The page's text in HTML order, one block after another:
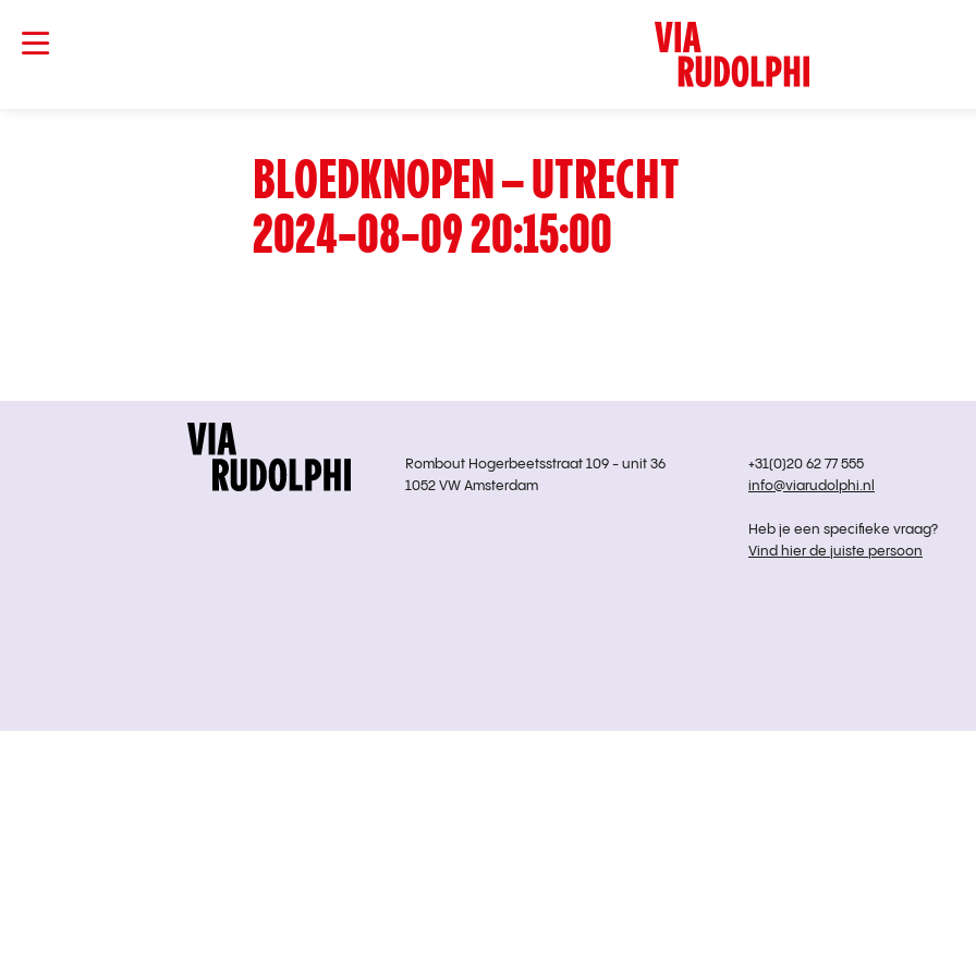
BLOEDKNOPEN – UTRECHT
2024-08-09 20:15:00
Rombout Hogerbeetsstraat 109 - unit 36
1052 VW Amsterdam
+31(0)20 62 77 555
info@viarudolphi.nl
Heb je een specifieke vraag?
Vind hier de juiste persoon